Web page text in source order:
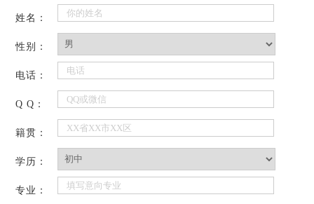
姓名：
性别：
电话：
Q Q：
籍贯：
学历：
专业：